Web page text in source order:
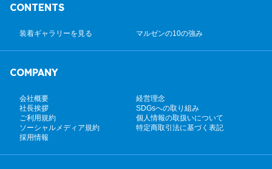
CONTENTS
装着ギャラリーを見る マルゼンの10の強み
COMPANY
会社概要
経営理念
社長挨拶
SDGsへの取り組み
ご利用規約
個人情報の取扱いについて
ソーシャルメディア規約
特定商取引法に基づく表記
採用情報